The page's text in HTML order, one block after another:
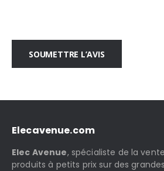
SOUMETTRE L’AVIS
Elecavenue.com
Elec Avenue, spécialiste de la
produits à petits prix sur des